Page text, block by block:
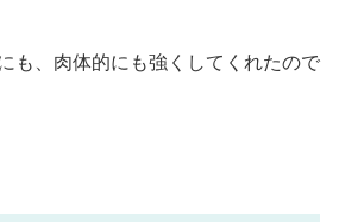
も、肉体的にも強くしてくれたので